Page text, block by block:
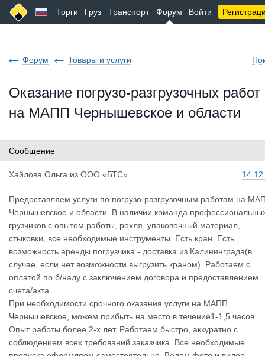
Торги Груз Транспорт Форум Войти
Форум Товары и услуги
Оказание погрузо-разгрузочных работ
на МАПП Чернышевское и области
Сообщение
Хайлова Ольга из ООО «БТС»
Предоставляем услуги по погрузо-разгрузочным работам на
Чернышевское и области. В наличии команда
грузчиков с опытом работы, рохля, упаковочный материал,
стыковки, все необходимые инструменты. Есть кран. Есть
возможность аренды погрузчика - доставка из Калининграда(в
случае, если нет возможности выгрузить краном). Работаем с
оплатой по б/налу с заключением договора и предоставлением
счета/акта.
При необходимости срочного оказания услуги на МАПП
Чернышевское, можем прибыть на место в течение1-1,5 часов.
Опыт работы более 2-х лет. Работаем быстро, аккуратно с
соблюдением всех требований заказчика. Все необходимые